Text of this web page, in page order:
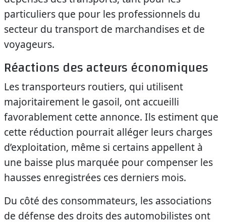
particuliers que pour les professionnels du
secteur du transport de marchandises et de
voyageurs.
Réactions des acteurs économiques
Les transporteurs routiers, qui utilisent
majoritairement le gasoil, ont accueilli
favorablement cette annonce. Ils estiment que
cette réduction pourrait alléger leurs charges
d’exploitation, même si certains appellent à
une baisse plus marquée pour compenser les
hausses enregistrées ces derniers mois.
Du côté des consommateurs, les associations
de défense des droits des automobilistes ont